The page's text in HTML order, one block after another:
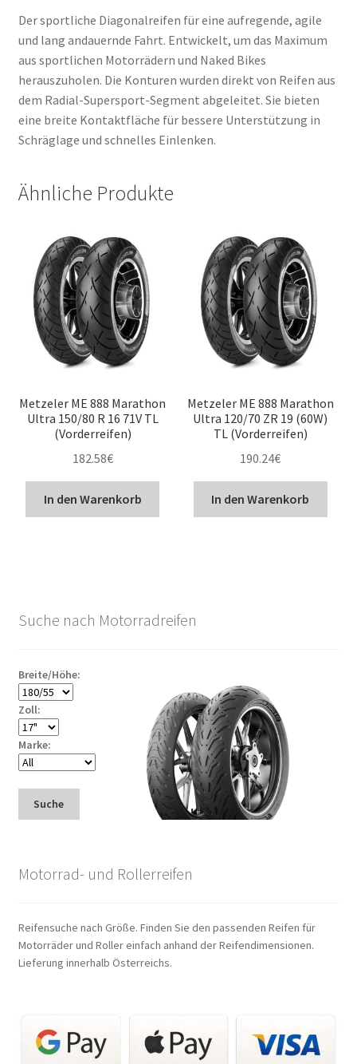
Der sportliche Diagonalreifen für eine aufregende, agile
und lang andauernde Fahrt. Entwickelt, um das Maximum
aus sportlichen Motorrädern und Naked Bikes
herauszuholen. Die Konturen wurden direkt von Reifen aus
dem Radial-Supersport-Segment abgeleitet. Sie bieten
eine breite Kontaktfläche für bessere Unterstützung in
Schräglage und schnelles Einlenken.
Ähnliche Produkte
Metzeler ME 888 Marathon
Ultra 150/80 R 16 71V TL
(Vorderreifen)
182.58€
In den Warenkorb
Metzeler ME 888 Marathon
Ultra 120/70 ZR 19 (60W)
TL (Vorderreifen)
190.24€
In den Warenkorb
Suche nach Motorradreifen
Breite/Höhe:
Zoll:
Marke:
Suche
Motorrad- und Rollerreifen
Reifensuche nach Größe. Finden Sie den passenden Reifen für
Motorräder und Roller einfach anhand der Reifendimensionen.
Lieferung innerhalb Österreichs.